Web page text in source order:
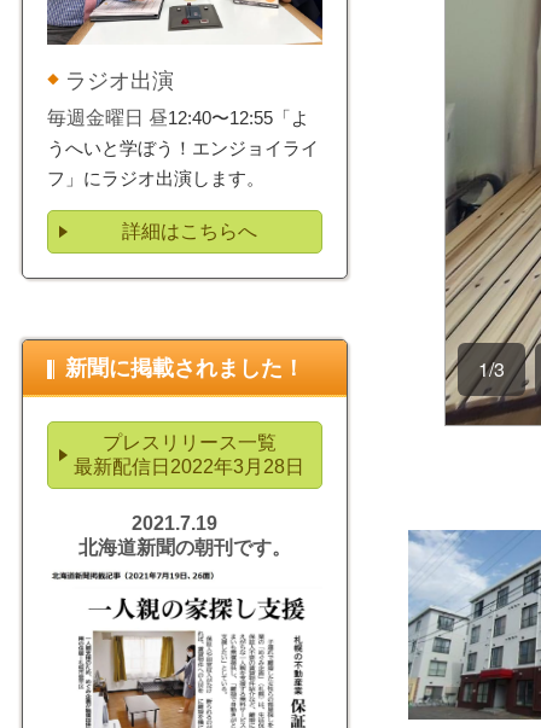
ラジオ出演
毎週金曜日 昼12:40〜12:55「よ
うへいと学ぼう！エンジョイライ
フ」にラジオ出演します。
詳細はこちらへ
新聞に掲載されました！
プレスリリース一覧
最新配信日2022年3月28日
2021.7.19
北海道新聞の朝刊です。